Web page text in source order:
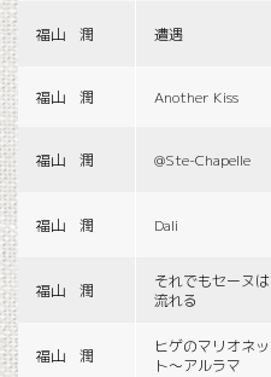
福山 潤 遭遇
福山 潤 Another Kiss
福山 潤 @Ste-Chapelle
福山 潤 Dali
福山 潤
それでもセーヌは
流れる
福山 潤
ヒゲのマリオネッ
ト〜アルラマ